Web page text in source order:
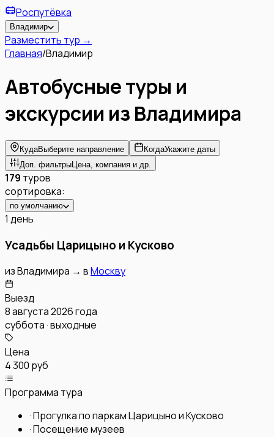
Роспутёвка
Владимир
Разместить тур →
Главная/Владимир
Автобусные туры и
экскурсии из Владимира
КудаВыберите направление КогдаУкажите даты
Доп. фильтры Цена, компания и др.
179 туров
сортировка:
по умолчанию
1 день
Усадьбы Царицыно и Кусково
изВладимира → вМоскву
Выезд
8 августа 2026 года
суббота · выходные
Цена
4 300 руб
Программа тура
·Прогулка по паркам Царицыно и Кусково
·Посещение музеев